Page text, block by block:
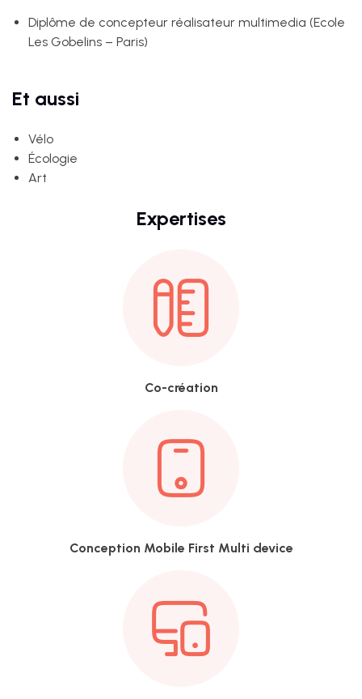
DESIGN
UI
SEO
Diplôme de concepteur réalisateur multimedia (Ecole
Les Gobelins – Paris)
Et aussi
Vélo
Écologie
Art
Expertises
Co-création
Conception Mobile First Multi device